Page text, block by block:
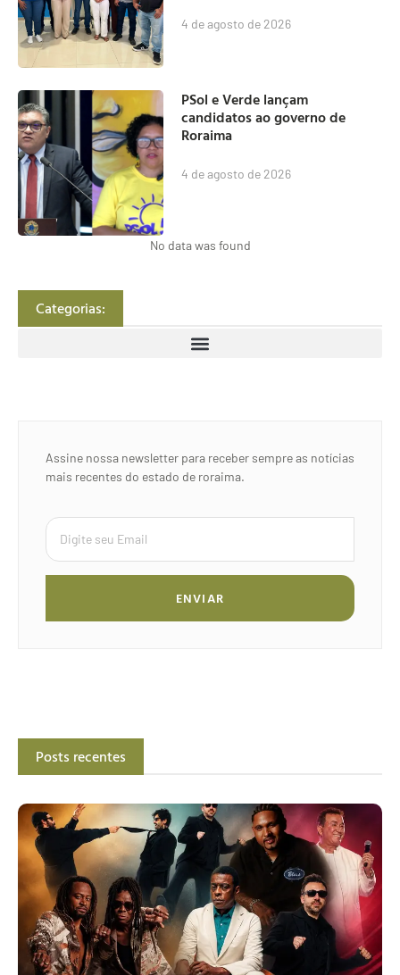
4 de agosto de 2026
PSol e Verde lançam
candidatos ao governo de
Roraima
4 de agosto de 2026
No data was found
Categorias:
Assine nossa newsletter para receber sempre as notícias
mais recentes do estado de roraima.
ENVIAR
Posts recentes